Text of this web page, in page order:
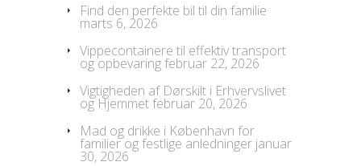
Find den perfekte bil til din familie
marts 6, 2026
Vippecontainere til effektiv transport
og opbevaringfebruar 22, 2026
Vigtigheden af Dørskilt i Erhvervslivet
og Hjemmetfebruar 20, 2026
Mad og drikke i København for
familier og festlige anledninger januar
30, 2026